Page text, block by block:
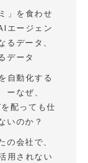
」を食わせ
エージェン
るデータ、
データ
自動化する
なぜ、
配っても仕
いのか？
の会社で、
用されない